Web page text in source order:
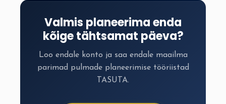
Valmis planeerima enda
kõige tähtsamat päeva?
Loo endale konto ja saa endale maailma
parimad pulmade planeerimise tööriistad
TASUTA.